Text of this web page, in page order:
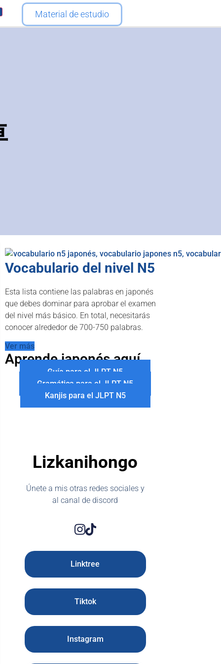
Material de estudio
Vocabulario del nivel N5
Esta lista contiene las palabras en japonés
que debes dominar para aprobar el examen
del nivel más básico. En total, necesitarás
conocer alrededor de 700-750 palabras.
Ver más
Aprende japonés aquí
Guía para el JLPT N5
Gramática para el JLPT N5
Kanjis para el JLPT N5
Lizkanihongo
Únete a mis otras redes sociales y
al canal de discord
Linktree
Tiktok
Instagram